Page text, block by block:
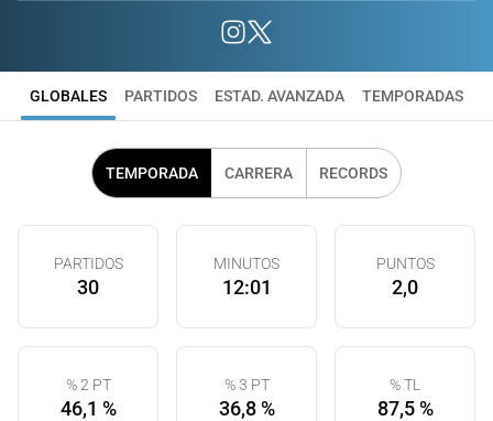
GLOBALES PARTIDOS ESTAD. AVANZADA TEMPORADAS
TEMPORADA CARRERA RECORDS
PARTIDOS
30
MINUTOS
12:01
PUNTOS
2,0
% 2 PT
46,1 %
% 3 PT
36,8 %
% TL
87,5 %